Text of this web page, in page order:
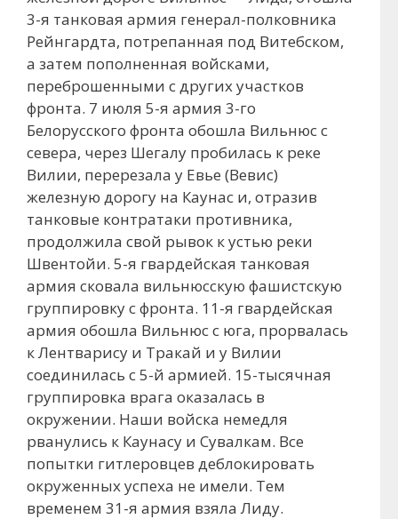
3-я танковая армия генерал-полковника
Рейнгардта, потрепанная под Витебском,
а затем пополненная войсками,
переброшенными с других участков
фронта. 7 июля 5-я армия 3-го
Белорусского фронта обошла Вильнюс с
севера, через Шегалу пробилась к реке
Вилии, перерезала у Евье (Вевис)
железную дорогу на Каунас и, отразив
танковые контратаки противника,
продолжила свой рывок к устью реки
Швентойи. 5-я гвардейская танковая
армия сковала вильнюсскую фашистскую
группировку с фронта. 11-я гвардейская
армия обошла Вильнюс с юга, прорвалась
к Лентварису и Тракай и у Вилии
соединилась с 5-й армией. 15-тысячная
группировка врага оказалась в
окружении. Наши войска немедля
рванулись к Каунасу и Сувалкам. Все
попытки гитлеровцев деблокировать
окруженных успеха не имели. Тем
временем 31-я армия взяла Лиду.